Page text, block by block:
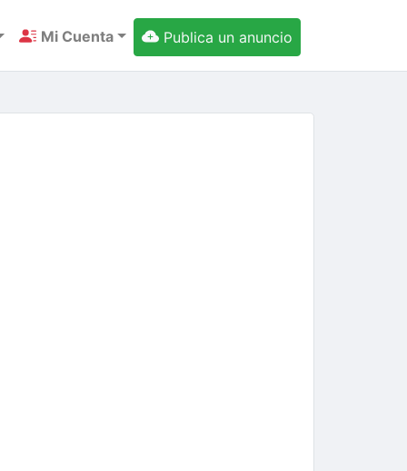
Mi Cuenta Publica un anuncio